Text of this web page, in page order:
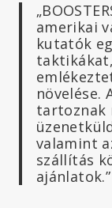
amerikai
kutatók
növelése.
tartoznak
valamint
szállítás
ajánlatok.”